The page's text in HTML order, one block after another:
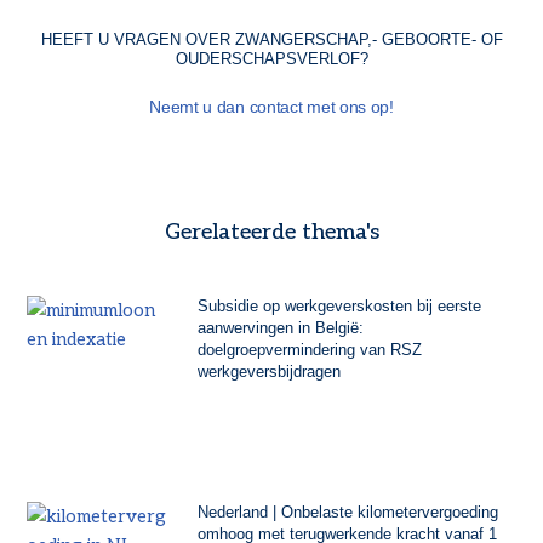
HEEFT U VRAGEN OVER ZWANGERSCHAP,- GEBOORTE- OF
OUDERSCHAPSVERLOF?
Neemt u dan contact met ons op!
Gerelateerde thema's
Subsidie op werkgeverskosten bij eerste
aanwervingen in België:
doelgroepvermindering van RSZ
werkgeversbijdragen
Nederland | Onbelaste kilometervergoeding
omhoog met terugwerkende kracht vanaf 1